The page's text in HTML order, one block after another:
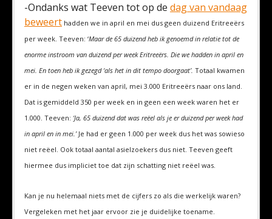
-Ondanks wat Teeven tot op de dag van vandaag
beweert hadden we in april en mei dus geen duizend Eritreeërs
per week. Teeven: ‘Maar de 65 duizend heb ik genoemd in relatie tot de
enorme instroom van duizend per week Eritreeërs. Die we hadden in april en
mei. En toen heb ik gezegd ‘als het in dit tempo doorgaat’. Totaal kwamen
er in de negen weken van april, mei 3.000 Eritreeërs naar ons land.
Dat is gemiddeld 350 per week en in geen een week waren het er
1.000. Teeven: ‘Ja, 65 duizend dat was reëel als je er duizend per week had
in april en in mei.’Je had er geen 1.000 per week dus het was sowieso
niet reëel. Ook totaal aantal asielzoekers dus niet. Teeven geeft
hiermee dus impliciet toe dat zijn schatting niet reëel was.
Kan je nu helemaal niets met de cijfers zo als die werkelijk waren?
Vergeleken met het jaar ervoor zie je duidelijke toename.